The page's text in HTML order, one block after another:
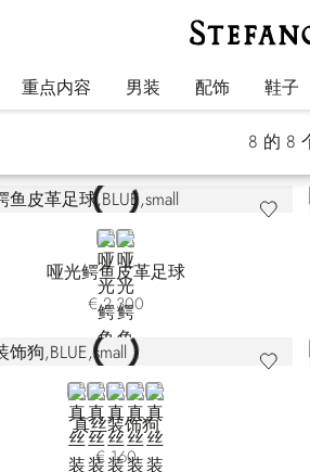
重点内容 男装 配饰 鞋子
游戏&
8 的 8
BLUEORANGE
哑光鳄鱼皮革足球
€ 2.300
BLUE 20SE23-001
BLUE 20SE23-002
BLUE 20SE23-003
VIOLETYELLOW
真丝装饰狗
€ 160